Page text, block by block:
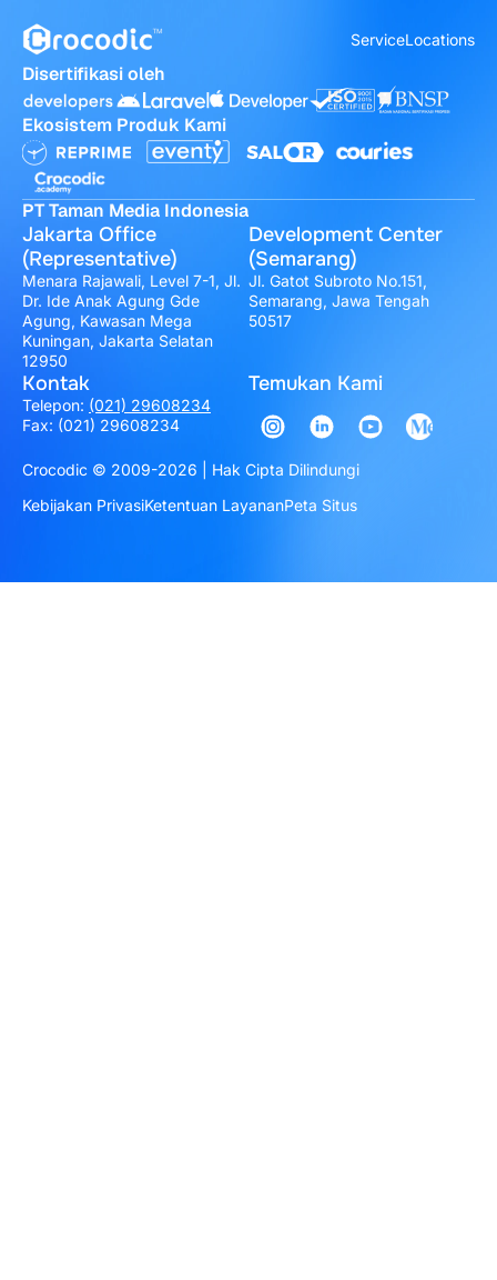
ServiceLocations
Disertifikasi oleh
Ekosistem Produk Kami
PT Taman Media Indonesia
Jakarta Office
(Representative)
Menara Rajawali, Level 7-1, Jl.
Dr. Ide Anak Agung Gde
Agung, Kawasan Mega
Kuningan, Jakarta Selatan
12950
Development Center
(Semarang)
Jl. Gatot Subroto No.151,
Semarang, Jawa Tengah
50517
Kontak
Telepon: (021) 29608234
Fax: (021) 29608234
Temukan Kami
Crocodic © 2009-2026 | Hak Cipta Dilindungi
Kebijakan PrivasiKetentuan LayananPeta Situs